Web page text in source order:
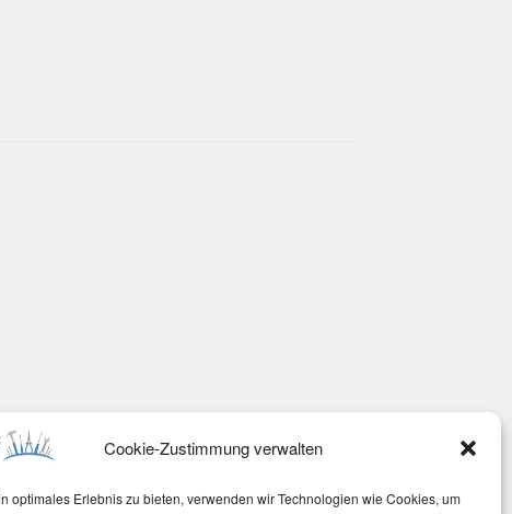
Cookie-Zustimmung verwalten
optimales Erlebnis zu bieten, verwenden wir Technologien wie Cookies, um